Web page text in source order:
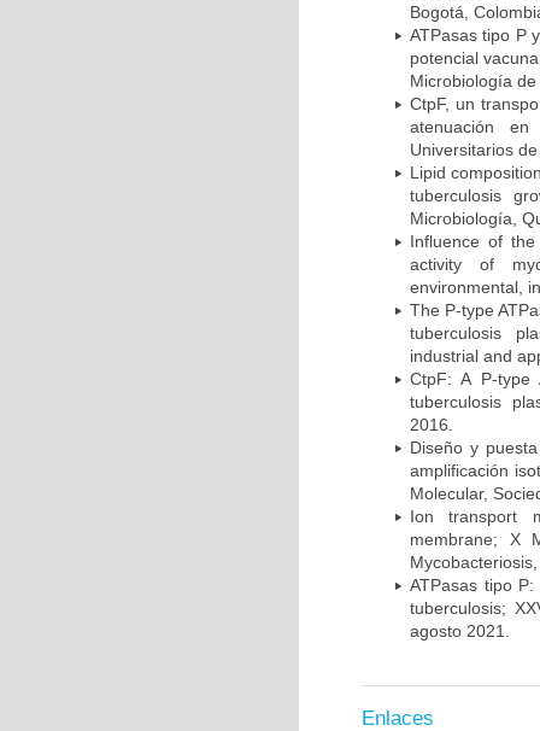
Bogotá,
ATPasas tipo P
potencial
Microbiología
CtpF, un
atenuación
Universitarios
Lipid
tuberculosis
Microbiología,
Influence of the
activity of
environmental,
The P-type
tuberculosis
industrial and
CtpF: A P-type
tuberculosis
2016.
Diseño y
amplificación
Molecular,
Ion transport
membrane; X
ATPasas tipo
tuberculosis;
agosto 2021.
Enlaces